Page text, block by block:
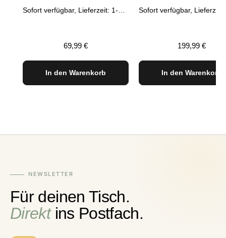
Regulärer Preis:
69,99 €
In den Warenkorb
Regulärer
199,99 €
In den Warenkorb
NEWSLETTER
Für deinen Tisch.
Direktins Postfach.